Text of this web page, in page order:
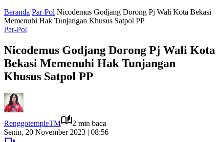
Beranda Par-Pol Nicodemus Godjang Dorong Pj Wali Kota Bekasi
Memenuhi Hak Tunjangan Khusus Satpol PP
Par-Pol
Nicodemus Godjang Dorong Pj Wali Kota
Bekasi Memenuhi Hak Tunjangan
Khusus Satpol PP
RenggotempleTM
2 min baca
Senin, 20 November 2023 | 08:56